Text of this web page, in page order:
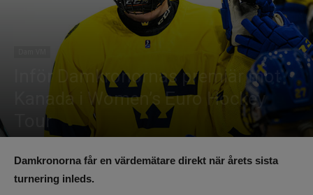
Inför Damkronornas premiär mot
Kanada i Women’s Euro Hockey
Tour
Damkronorna får en värdemätare direkt när årets sista
turnering inleds.